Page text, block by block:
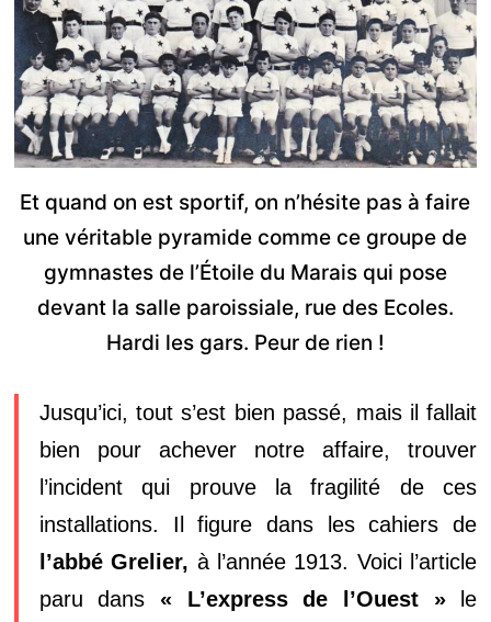
Et quand on est sportif, on n’hésite pas à faire
une véritable pyramide comme ce groupe de
gymnastes de l’Étoile du Marais qui pose
devant la salle paroissiale, rue des Ecoles.
Hardi les gars. Peur de rien !
Jusqu’ici, tout s’est bien passé, mais il fallait
bien pour achever notre affaire, trouver
l’incident qui prouve la fragilité de ces
installations. Il figure dans les cahiers de
l’abbé Grelier, à l’année 1913. Voici l’article
paru dans « L’express de l’Ouest »le